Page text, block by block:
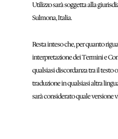
Utilizzo sarà soggetta alla
Sulmona, Italia.
Resta inteso che, per quanto
interpretazione dei Termini e
qualsiasi discordanza tra il testo
traduzione in qualsiasi altra
sarà considerato quale versione